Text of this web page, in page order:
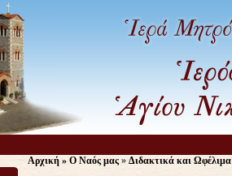
Αρχική » Ο Ναός μας » Διδακτικά και Ωφέλιμα